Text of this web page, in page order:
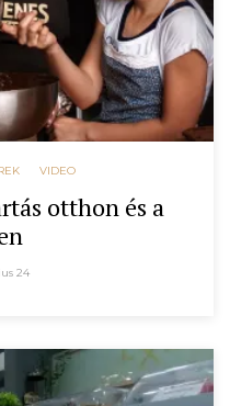
VIDEO
otthon és a
24